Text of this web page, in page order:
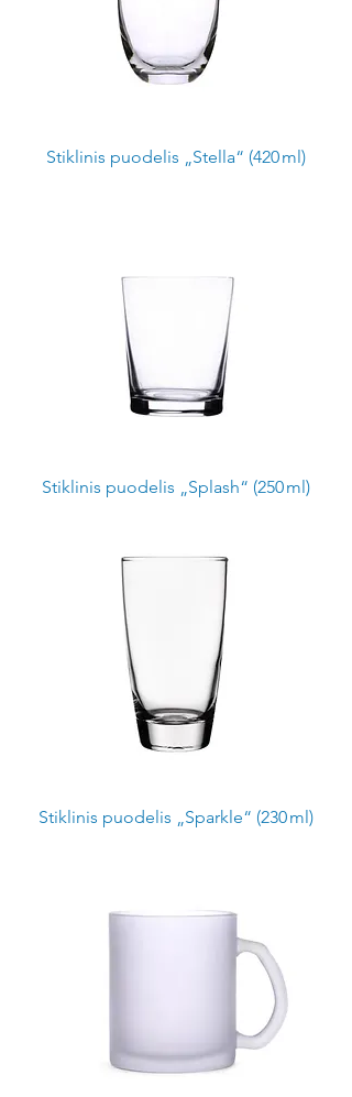
Stiklinis puodelis „Stella“ (420 ml)
Stiklinis puodelis „Splash“ (250 ml)
Stiklinis puodelis „Sparkle“ (230 ml)